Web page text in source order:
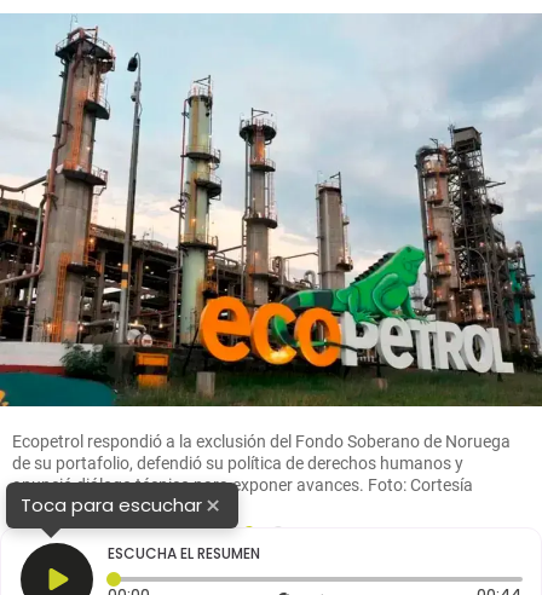
Ecopetrol respondió a la exclusión del Fondo Soberano de Noruega
de su portafolio, defendió su política de derechos humanos y
anunció diálogo técnico para exponer avances. Foto: Cortesía
Toca para escuchar×
ESCUCHA EL RESUMEN